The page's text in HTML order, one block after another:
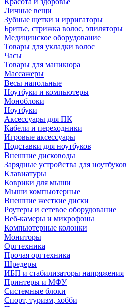
Личные вещи
Зубные щетки и ирригаторы
Бритье, стрижка волос, эпиляторы
Медицинское оборудование
Товары для укладки волос
Часы
Товары для маникюра
Массажеры
Весы напольные
Ноутбуки и компьютеры
Моноблоки
Ноутбуки
Аксессуары для ПК
Кабели и переходники
Игровые аксессуары
Подставки для ноутбуков
Внешние дисководы
Зарядные устройства для ноутбуков
Клавиатуры
Коврики для мыши
Мыши компьютерные
Внешние жесткие диски
Роутеры и сетевое оборудование
Веб-камеры и микрофоны
Компьютерные колонки
Мониторы
Оргтехника
Прочая оргтехника
Шредеры
ИБП и стабилизаторы напряжения
Принтеры и МФУ
Системные блоки
Спорт, туризм, хобби